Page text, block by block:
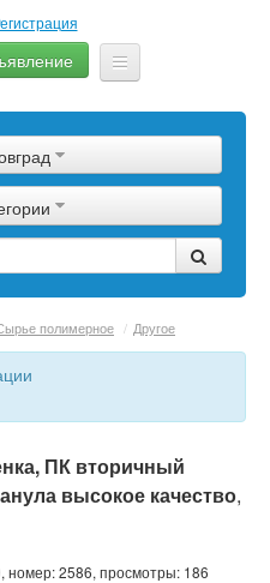
полимерное / Другое
ПК вторичный
высокое качество,
номер: 2586, просмотры: 186